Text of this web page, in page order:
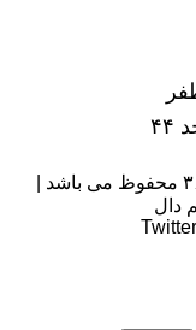
دال
Twitter